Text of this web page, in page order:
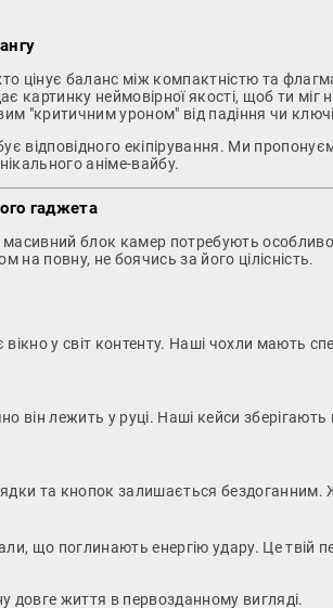
цінує баланс між компактністю та
картинку неймовірної якості, щоб ти
"критичним уроном" від падіння чи
відповідного екіпірування. Ми
аніме-вайбу.
гаджета
блок камер потребують
повну, не боячись за його цілісність.
у світ контенту. Наші чохли мають
він лежить у руці. Наші кейси
та кнопок залишається
що поглинають енергію удару. Це твій
довге життя в первозданному вигляді.